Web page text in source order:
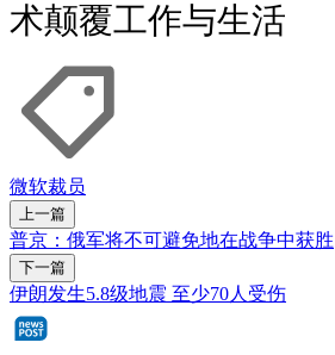
术颠覆工作与生活
微软裁员
上一篇
普京：俄军将不可避免地在战争中获胜
下一篇
伊朗发生5.8级地震 至少70人受伤